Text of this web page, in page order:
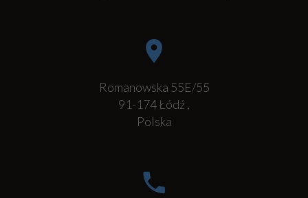
Romanowska 55E/55
91-174Łódź,
Polska